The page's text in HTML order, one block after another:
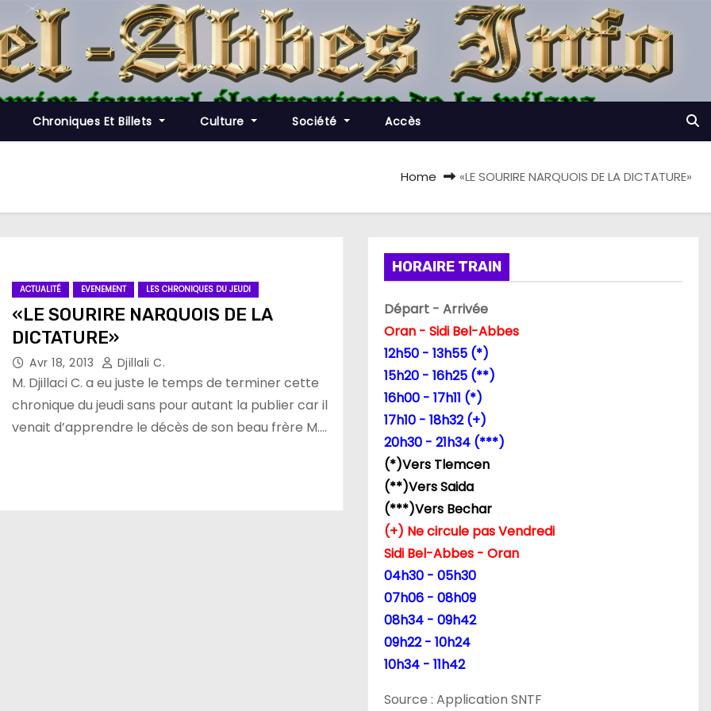
Chroniques Et Billets Culture Société Accès
Home «LE SOURIRE NARQUOIS DE LA DICTATURE»
ACTUALITÉ EVENEMENT LES CHRONIQUES DU JEUDI
«LE SOURIRE NARQUOIS DE LA
DICTATURE»
Avr 18, 2013 Djillali C.
M. Djillaci C. a eu juste le temps de terminer cette
chronique du jeudi sans pour autant la publier car il
venait d’apprendre le décès de son beau frère M.…
HORAIRE TRAIN
Départ - Arrivée
Oran - Sidi Bel-Abbes
12h50 - 13h55 (*)
15h20 - 16h25 (**)
16h00 - 17h11 (*)
17h10 - 18h32 (+)
20h30 - 21h34 (***)
(*)Vers Tlemcen
(**)Vers Saida
(***)Vers Bechar
(+) Ne circule pas Vendredi
Sidi Bel-Abbes - Oran
04h30 - 05h30
07h06 - 08h09
08h34 - 09h42
09h22 - 10h24
10h34 - 11h42
Source : Application SNTF